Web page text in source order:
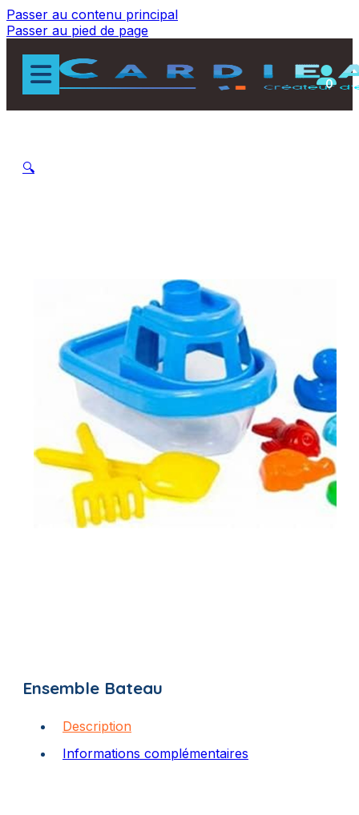
Passer au contenu principal
Passer au pied de page
0
🔍
Ensemble Bateau
Description
Informations complémentaires